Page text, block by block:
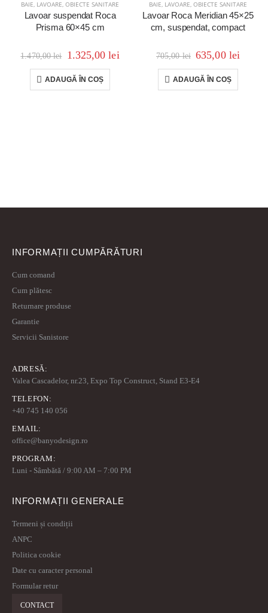
BAIE, LAVOARE, OBIECTE SANITARE
Lavoar suspendat Roca
Prisma 60×45 cm
1.470,00lei 1.325,00lei
ADAUGĂ ÎN COȘ
BAIE, LAVOARE, OBIECTE SANITARE
Lavoar Roca Meridian 45×25
cm, suspendat, compact
705,00lei 635,00 lei
ADAUGĂ ÎN COȘ
INFORMAȚII CUMPĂRĂTURI
Cum comand
Cum plătesc
Returnare produse
Garantie
Servicii Sanistore
ADRESĂ:
Valea Cascadelor, nr.23, Expo Top Construct, Stand E3-E4
TELEFON:
+40 745 140 056
EMAIL:
office@banyodesign.ro
PROGRAM:
Luni - Sâmbătă / 9:00 AM – 7:00 PM
INFORMAȚII GENERALE
Termeni și condiții
ANPC
Politica cookie
Date cu caracter personal
Formular retur
CONTACT